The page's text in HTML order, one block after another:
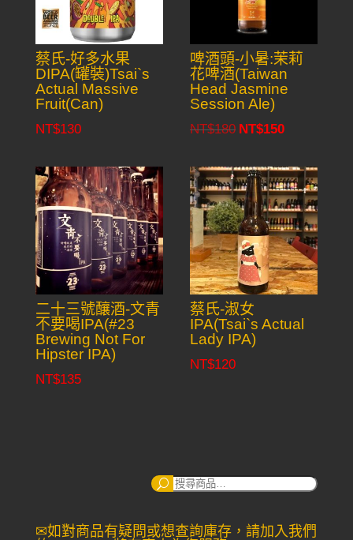
蔡氏-好多水果
DIPA(罐裝)Tsai`s
Actual Massive
Fruit(Can)
NT$130
啤酒頭-小暑:茉莉
花啤酒(Taiwan
Head Jasmine
Session Ale)
NT$180 Original
was:
NT$180.
NT$150Current
is:
NT$150.
二十三號釀酒-文青
不要喝IPA(#23
Brewing Not For
Hipster IPA)
NT$135
蔡氏-淑女
IPA(Tsai`s Actual
Lady IPA)
NT$120
搜
✉如對商品有疑問或想查詢庫存，請加入我們